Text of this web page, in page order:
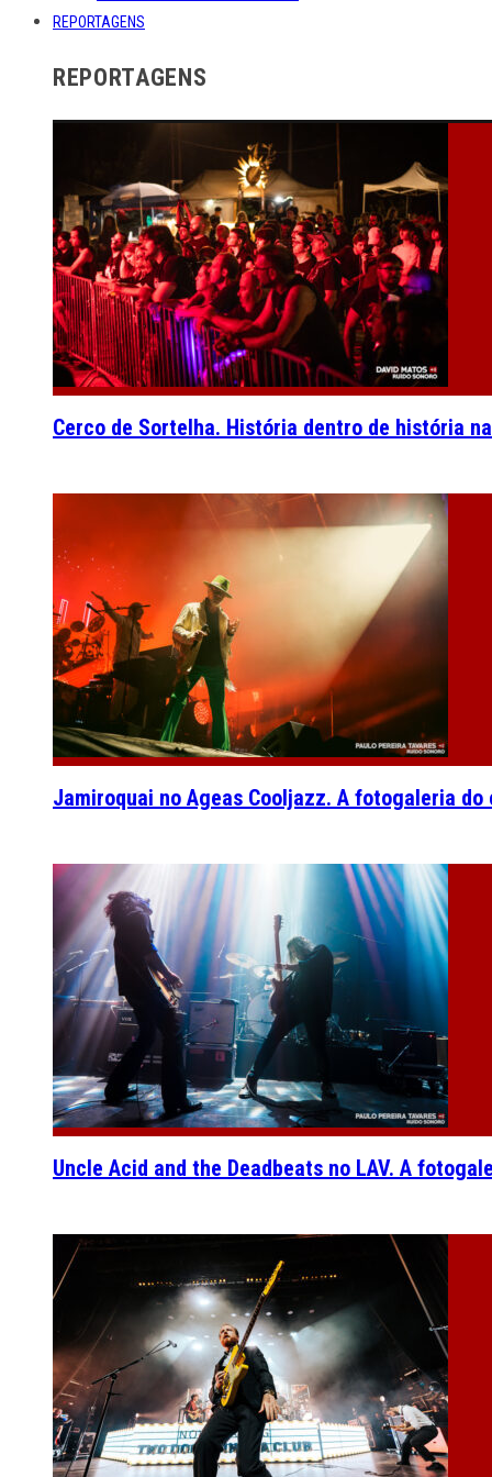
REPORTAGENS
REPORTAGENS
Cerco de Sortelha. História dentro de história
Jamiroquai no Ageas Cooljazz. A fotogaleria do
Uncle Acid and the Deadbeats no LAV. A